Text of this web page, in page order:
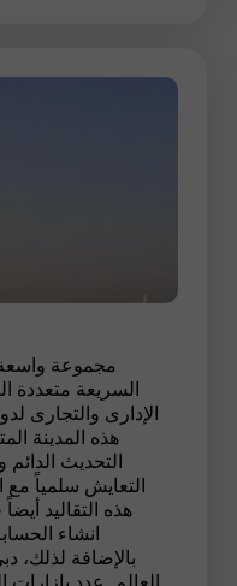
مجموعة
السريعة متعددة
الإدارى والتجارى
هذه المدينة
التحديث الدائم
التعايش سلمياً
هذه التقاليد
انشاء
بالإضافة لذلك،